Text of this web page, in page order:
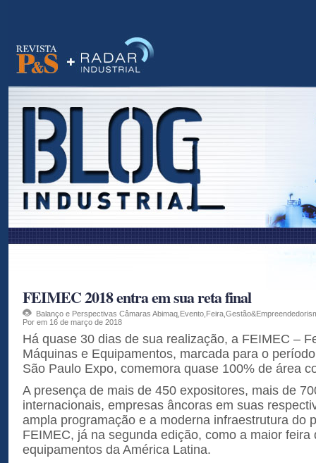
FEIMEC 2018 entra em sua reta final
Balanço e Perspectivas Câmaras Abimaq Evento Feira
Por em 16 de março de 2018
Há quase 30 dias de sua realização, a FEIMEC –
Máquinas e Equipamentos, marcada para o
São Paulo Expo, comemora quase 100% de área
A presença de mais de 450 expositores, mais de
internacionais, empresas âncoras em suas
ampla programação e a moderna infraestrutura do
FEIMEC, já na segunda edição, como a maior feira
equipamentos da América Latina.